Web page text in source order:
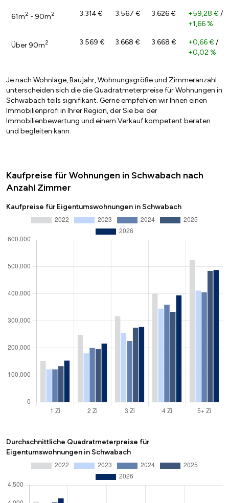
61m2 - 90m2 3.314 € 3.567 € 3.626 € +59,28 € /
+1,66 %
Über 90m2 3.569 € 3.668 € 3.668 € +0,66 € /
+0,02 %
Je nach Wohnlage, Baujahr, Wohnungsgröße und Zimmeranzahl
unterscheiden sich die die Quadratmeterpreise für Wohnungen in
Schwabach teils signifikant. Gerne empfehlen wir Ihnen einen
Immobilienprofi in Ihrer Region, der Sie bei der
Immobilienbewertung und einem Verkauf kompetent beraten
und begleiten kann.
Kaufpreise für Wohnungen in Schwabach nach
Anzahl Zimmer
Kaufpreise für Eigentumswohnungen in Schwabach
Durchschnittliche Quadratmeterpreise für
Eigentumswohnungen in Schwabach